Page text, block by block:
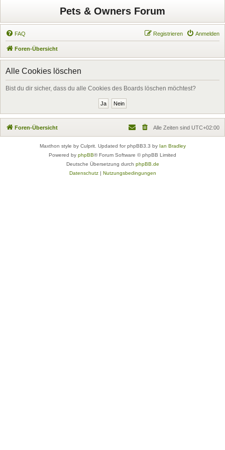
Pets & Owners Forum
FAQ Anmelden
Registrieren
Foren-Übersicht
Alle Cookies löschen
Bist du dir sicher, dass du alle Cookies des Boards löschen möchtest?
Foren-Übersicht Alle Zeiten sind UTC+02:00
Maxthon style by Culprit. Updated for phpBB3.3 by Ian Bradley
Powered by phpBB® Forum Software © phpBB Limited
Deutsche Übersetzung durch phpBB.de
Datenschutz| Nutzungsbedingungen